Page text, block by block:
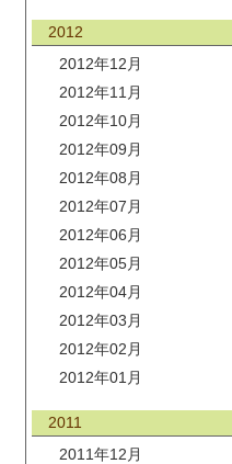
2012
2012年12月
2012年11月
2012年10月
2012年09月
2012年08月
2012年07月
2012年06月
2012年05月
2012年04月
2012年03月
2012年02月
2012年01月
2011
2011年12月